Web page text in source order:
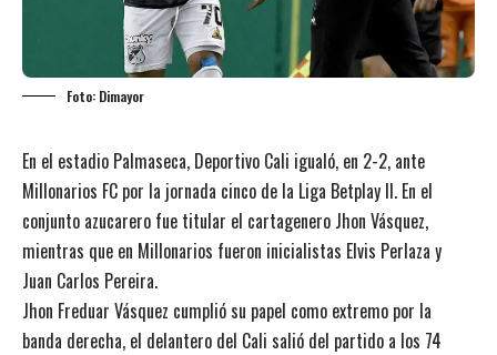
Foto: Dimayor
En el estadio Palmaseca, Deportivo Cali igualó, en 2-2, ante
Millonarios FC por la jornada cinco de la Liga Betplay II. En el
conjunto azucarero fue titular el cartagenero Jhon Vásquez,
mientras que en Millonarios fueron inicialistas Elvis Perlaza y
Juan Carlos Pereira.
Jhon Freduar Vásquez cumplió su papel como extremo por la
banda derecha, el delantero del Cali salió del partido a los 74